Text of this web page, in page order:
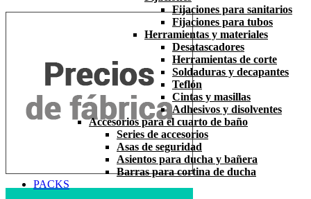
Fijaciones para sanitarios
Fijaciones para tubos
Herramientas y materiales
Desatascadores
Herramientas de corte
Soldaduras y decapantes
Teflón
Cintas y masillas
Adhesivos y disolventes
Accesorios para el cuarto de baño
Series de accesorios
Asas de seguridad
Asientos para ducha y bañera
Barras para cortina de ducha
PACKS